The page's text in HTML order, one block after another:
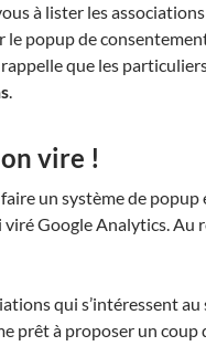
à lister les
le popup de
que les
.
vire !
un système de
viré Google Analytics. Au
qui s’intéressent
prêt à proposer un coup